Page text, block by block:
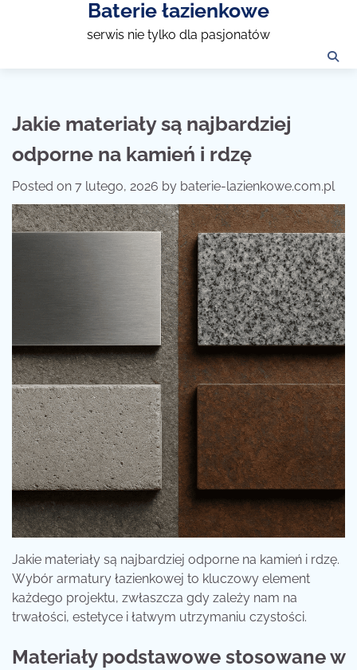
Baterie łazienkowe
serwis nie tylko dla pasjonatów
Jakie materiały są najbardziej
odporne na kamień i rdzę
Posted on 7 lutego, 2026 by baterie-lazienkowe.com.pl
Jakie materiały są najbardziej odporne na kamień i rdzę.
Wybór armatury łazienkowej to kluczowy element
każdego projektu, zwłaszcza gdy zależy nam na
trwałości, estetyce i łatwym utrzymaniu czystości.
Materiały podstawowe stosowane w